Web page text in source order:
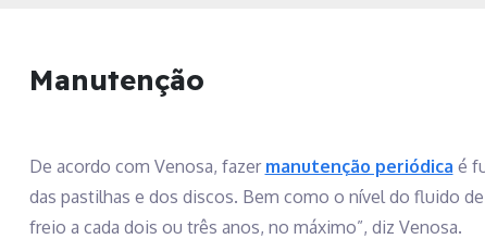
Manutenção
De acordo com Venosa, fazer manutenção periódica é
das pastilhas e dos discos. Bem como o nível do fluido
freio a cada dois ou três anos, no máximo”, diz Venosa.